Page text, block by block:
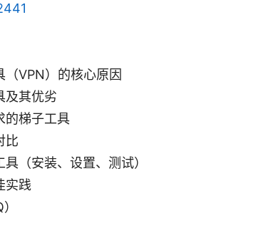
VPN）的核心原因
及其优劣
的梯子工具
比
（安装、设置、测试）
实践